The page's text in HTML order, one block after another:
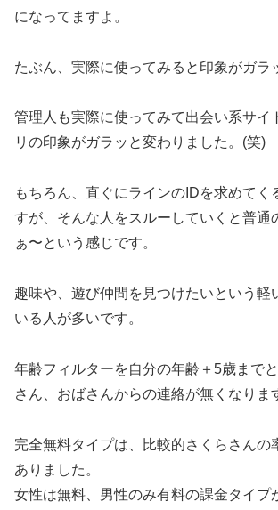
になってますよ。
たぶん、実際に使ってみると印象がガラ
管理人も実際に使ってみて出会い系サイ
リの印象がガラッと変わりました。(笑)
もちろん、直ぐにラインのIDを求めてく
すが、そんな人をスルーしていくと普通
ぁ〜という感じです。
趣味や、遊び仲間を見つけたいという軽
いる人が多いです。
年齢フィルターを自分の年齢＋5歳まで
さん、おばさんからの連絡が無くなりま
完全無料タイプは、比較的さくらさんの
ありました。
女性は無料、男性のみ有料の課金タイプ